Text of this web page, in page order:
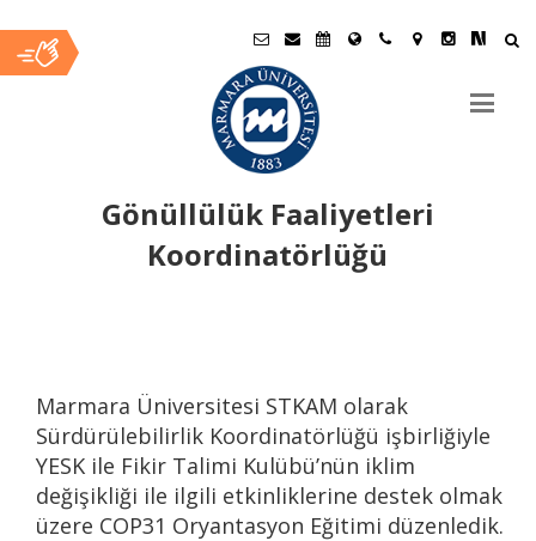
Gönüllülük Faaliyetleri
Koordinatörlüğü
İçerikMarmara Üniversitesi STKAM olarak
Sürdürülebilirlik Koordinatörlüğü işbirliğiyle
YESK ile Fikir Talimi Kulübü’nün iklim
değişikliği ile ilgili etkinliklerine destek olmak
üzere COP31 Oryantasyon Eğitimi düzenledik.